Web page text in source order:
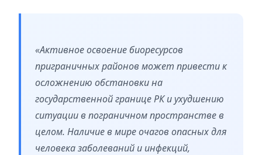
«Активное освоение биоресурсов
приграничных районов может привести к
осложнению обстановки на
государственной границе РК и ухудшению
ситуации в пограничном пространстве в
целом. Наличие в мире очагов опасных для
человека заболеваний и инфекций,